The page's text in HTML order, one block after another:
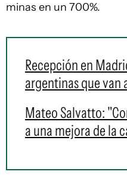
minas en un 700%.
Recepción en
argentinas que van
Mateo Salvatto:
a una mejora de la